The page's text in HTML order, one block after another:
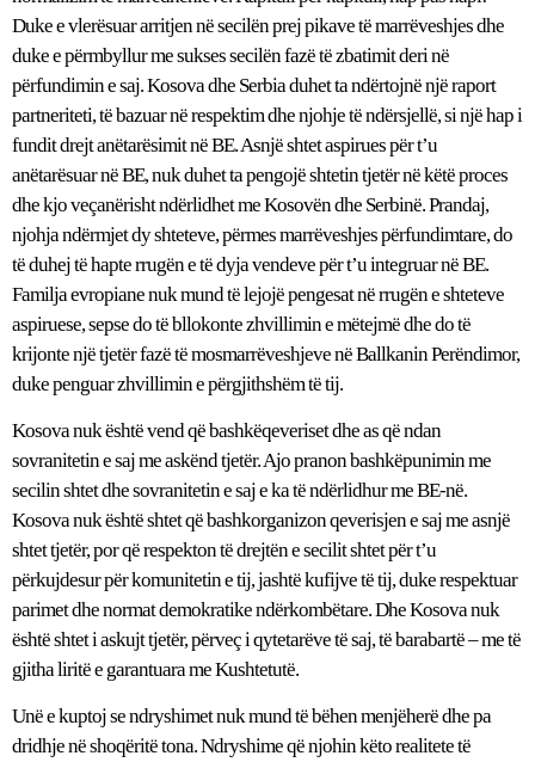
Duke e vlerësuar arritjen në secilën prej pikave të marrëveshjes dhe
duke e përmbyllur me sukses secilën fazë të zbatimit deri në
përfundimin e saj. Kosova dhe Serbia duhet ta ndërtojnë një raport
partneriteti, të bazuar në respektim dhe njohje të ndërsjellë, si një hap i
fundit drejt anëtarësimit në BE. Asnjë shtet aspirues për t’u
anëtarësuar në BE, nuk duhet ta pengojë shtetin tjetër në këtë proces
dhe kjo veçanërisht ndërlidhet me Kosovën dhe Serbinë. Prandaj,
njohja ndërmjet dy shteteve, përmes marrëveshjes përfundimtare, do
të duhej të hapte rrugën e të dyja vendeve për t’u integruar në BE.
Familja evropiane nuk mund të lejojë pengesat në rrugën e shteteve
aspiruese, sepse do të bllokonte zhvillimin e mëtejmë dhe do të
krijonte një tjetër fazë të mosmarrëveshjeve në Ballkanin Perëndimor,
duke penguar zhvillimin e përgjithshëm të tij.
Kosova nuk është vend që bashkëqeveriset dhe as që ndan
sovranitetin e saj me askënd tjetër. Ajo pranon bashkëpunimin me
secilin shtet dhe sovranitetin e saj e ka të ndërlidhur me BE-në.
Kosova nuk është shtet që bashkorganizon qeverisjen e saj me asnjë
shtet tjetër, por që respekton të drejtën e secilit shtet për t’u
përkujdesur për komunitetin e tij, jashtë kufijve të tij, duke respektuar
parimet dhe normat demokratike ndërkombëtare. Dhe Kosova nuk
është shtet i askujt tjetër, përveç i qytetarëve të saj, të barabartë – me të
gjitha liritë e garantuara me Kushtetutë.
Unë e kuptoj se ndryshimet nuk mund të bëhen menjëherë dhe pa
dridhje në shoqëritë tona. Ndryshime që njohin këto realitete të